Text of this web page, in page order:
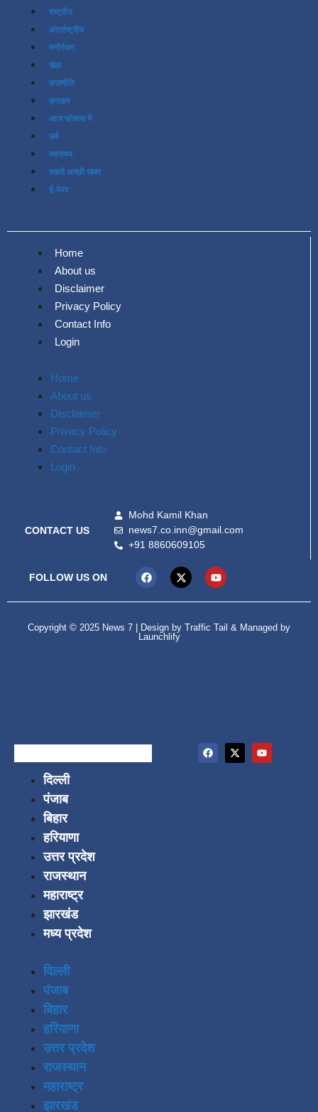
राष्ट्रीय
अंतर्राष्ट्रीय
मनोरंजन
खेल
राजनीति
क्राइम
आज फोकस में
धर्म
स्वास्थ्य
सबसे अच्छी खबर
ई-पेपर
Home
About us
Disclaimer
Privacy Policy
Contact Info
Login
Home
About us
Disclaimer
Privacy Policy
Contact Info
Login
CONTACT US
Mohd Kamil Khan
news7.co.inn@gmail.com
+91 8860609105
FOLLOW US ON
Copyright © 2025 News 7 | Design by Traffic Tail & Managed by
Launchlify
दिल्ली
पंजाब
बिहार
हरियाणा
उत्तर प्रदेश
राजस्थान
महाराष्ट्र
झारखंड
मध्य प्रदेश
दिल्ली
पंजाब
बिहार
हरियाणा
उत्तर प्रदेश
राजस्थान
महाराष्ट्र
झारखंड